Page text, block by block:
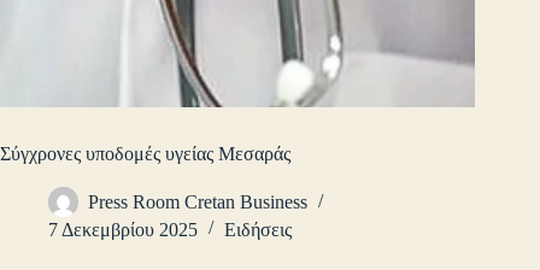
Σύγχρονες υποδομές υγείας Μεσαράς
Press Room Cretan Business
7 Δεκεμβρίου 2025
Ειδήσεις